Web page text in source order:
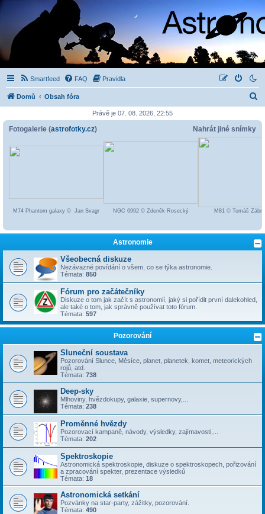
Smartfeed FAQ Pravidla
Domů Obsah fóra
e
d
Právě je 07. 08. 2026, 22:55
Fotogalerie (astrofotky.cz) Nahrát jiné snímky
M74 Phantom galaxy © Jan Svagr NGC 6992 © Zdeněk Rosecký M81 © Tomáš
Astronomie
Všeobecná diskuze
Nezávazné povídání o všem, co se týka astronomie.
Témata: 850
Fórum pro začátečníky
Diskuze o tom jak začít s astronomií, jaký si pořídit první dalekohled,
ale také o tom, jak správně používat toto fórum.
Témata: 597
Pozorování
Sluneční soustava
Pozorování Slunce, Měsíce, planet, planetek, komet, meteorických
rojů, atd.
Témata: 738
Deep-sky
Mlhoviny, hvězdokupy, galaxie, supernovy,...
Témata: 238
Proměnné hvězdy
Pozorovací kampaně, návody, výsledky, zajímavosti,...
Témata: 202
Spektroskopie
Astronomická spektroskopie, diskuze o spektroskopech, pořizování
a zpracování spekter, prezentace výsledků
Témata: 18
Astronomická setkání
Pozvánky na star-party, zážitky, pozorování.
Témata: 490